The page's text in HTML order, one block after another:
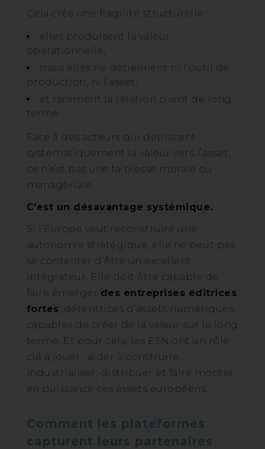
Cela crée une fragilité structurelle :
elles produisent la valeur
opérationnelle,
mais elles ne détiennent ni l’outil de
production, ni l’asset,
et rarement la relation client de long
terme.
Face à des acteurs qui déplacent
systématiquement la valeur vers l’asset,
ce n’est pas une faiblesse morale ou
managériale.
C’est un désavantage systémique.
Si l’Europe veut reconstruire une
autonomie stratégique, elle ne peut pas
se contenter d’être un excellent
intégrateur. Elle doit être capable de
faire émerger des entreprises éditrices
fortes, détentrices d’assets numériques,
capables de créer de la valeur sur le long
terme. Et pour cela, les ESN ont un rôle
clé à jouer : aider à construire,
industrialiser, distribuer et faire monter
en puissance ces assets européens.
Comment les plateformes
capturent leurs partenaires